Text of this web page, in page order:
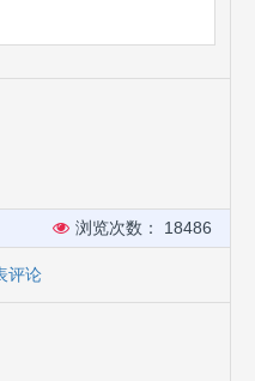
浏览次数： 18486
评论